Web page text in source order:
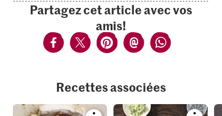
Partagez cet article avec vos
amis!
Recettes associées